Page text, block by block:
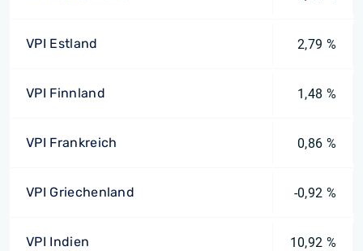
VPI Estland 2,79 %
VPI Finnland 1,48 %
VPI Frankreich 0,86 %
VPI Griechenland -0,92 %
VPI Indien 10,92 %